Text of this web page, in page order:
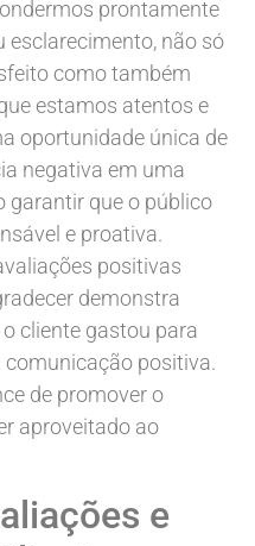
prontamente
esclarecimento, não só
como também
estamos atentos e
oportunidade única de
negativa em uma
garantir que o público
e proativa.
positivas
demonstra
cliente gastou para
comunicação positiva.
de promover o
aproveitado ao
e